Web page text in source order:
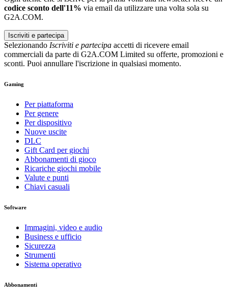
codice sconto dell'11% via email da utilizzare una volta sola su
G2A.COM.
Iscriviti e partecipa
Selezionando Iscriviti e partecipa accetti di ricevere email
commerciali da parte di G2A.COM Limited su offerte, promozioni e
sconti. Puoi annullare l'iscrizione in qualsiasi momento.
Gaming
Per piattaforma
Per genere
Per dispositivo
Nuove uscite
DLC
Gift Card per giochi
Abbonamenti di gioco
Ricariche giochi mobile
Valute e punti
Chiavi casuali
Software
Immagini, video e audio
Business e ufficio
Sicurezza
Strumenti
Sistema operativo
Abbonamenti